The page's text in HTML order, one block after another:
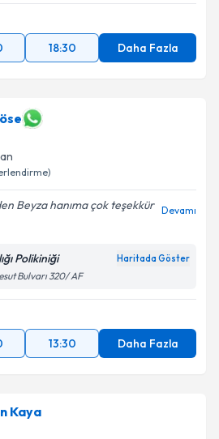
18:30 Daha Fazla
Beyza hanıma çok teşekkür Devamı
Polikiniği Haritada Göster
Bulvarı 320/ AF
13:30 Daha Fazla
Kaya